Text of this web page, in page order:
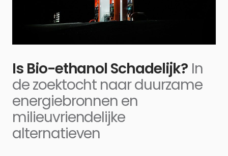
Is Bio-ethanol Schadelijk? In
de zoektocht naar duurzame
energiebronnen en
milieuvriendelijke
alternatieven